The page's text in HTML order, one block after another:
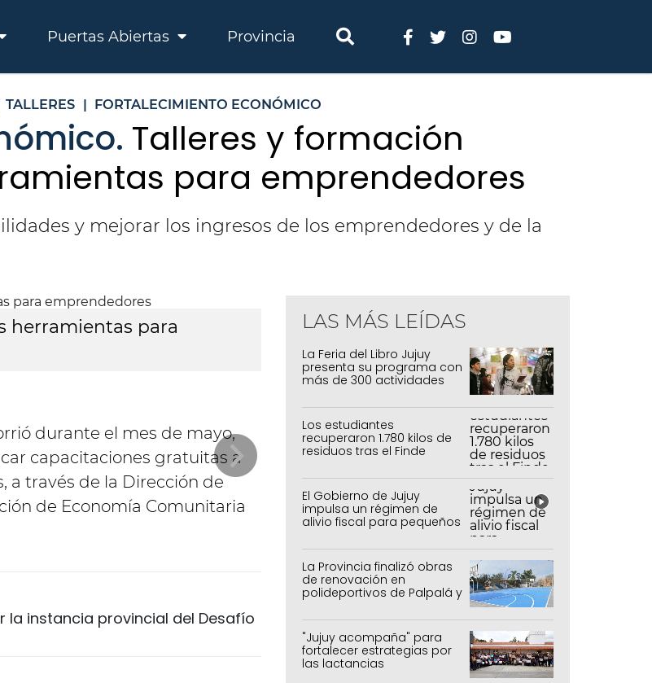
Puertas Abiertas Provincia
TALLERES | FORTALECIMIENTO ECONÓMICO
Talleres y formación
para emprendedores
y mejorar los ingresos de los emprendedores y de la
herramientas para
Talleres y formación gratuita: nuevas
emprendedores
durante el mes de mayo,
capacitaciones gratuitas a
a través de la Dirección de
de Economía Comunitaria
instancia provincial del Desafío
LAS MÁS LEÍDAS
La Feria del Libro Jujuy
presenta su programa con
más de 300 actividades
Los estudiantes
recuperaron 1.780 kilos de
residuos tras el Finde
El Gobierno de Jujuy
impulsa un régimen de
alivio fiscal para pequeños
contribuyentes
La Provincia finalizó obras
de renovación en
polideportivos de Palpalá y
la capital
"Jujuy acompaña" para
fortalecer estrategias por
las lactancias